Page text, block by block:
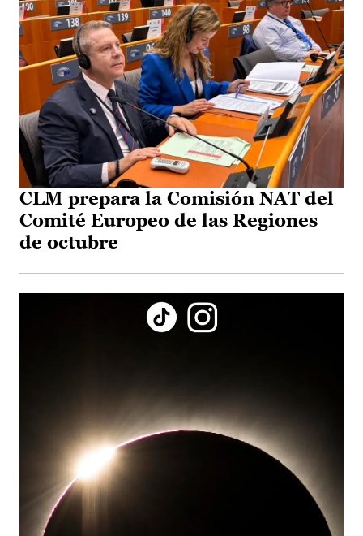
CLM prepara la Comisión NAT del
Comité Europeo de las Regiones
de octubre